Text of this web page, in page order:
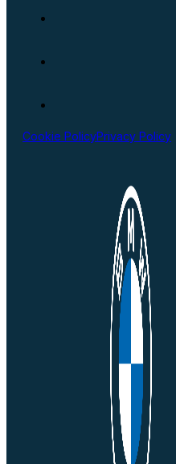
Cookie PolicyPrivacy Policy